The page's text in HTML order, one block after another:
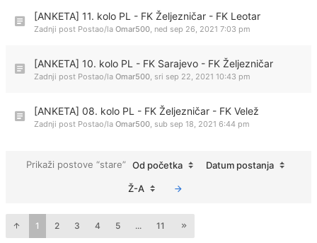
[ANKETA] 11. kolo PL - FK Željezničar - FK Leotar
Zadnji post Postao/la Omar500, ned sep 26, 2021 7:03 pm
[ANKETA] 10. kolo PL - FK Sarajevo - FK Željezničar
Zadnji post Postao/la Omar500, sri sep 22, 2021 10:43 pm
[ANKETA] 08. kolo PL - FK Željezničar - FK Velež
Zadnji post Postao/la Omar500, sub sep 18, 2021 6:44 pm
Prikaži postove “stare” Od početka Datum postanja
Ž-A
1 2 3 4 5 ... 11